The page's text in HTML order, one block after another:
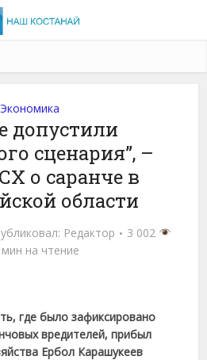
Экономика
допустили
сценария”, –
о саранче в
области
Редактор
3 002
на чтение
где было зафиксировано
вредителей, прибыл
Ербол Карашукеев